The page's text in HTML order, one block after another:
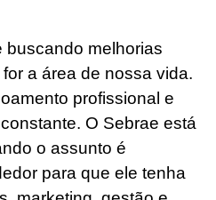
buscando melhorias
a área de nossa vida.
profissional e
O Sebrae está
o assunto é
para que ele tenha